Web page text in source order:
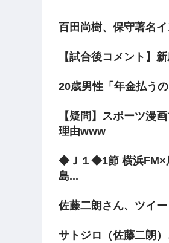
百田尚樹、保守著名
【試合後コメント】
20歳男性「年金払う
【疑問】スポーツ漫
理由www
◆Ｊ１◆1節 横浜FM×
島...
佐藤二朗さん、ツイ
サトジロ（佐藤二朗）